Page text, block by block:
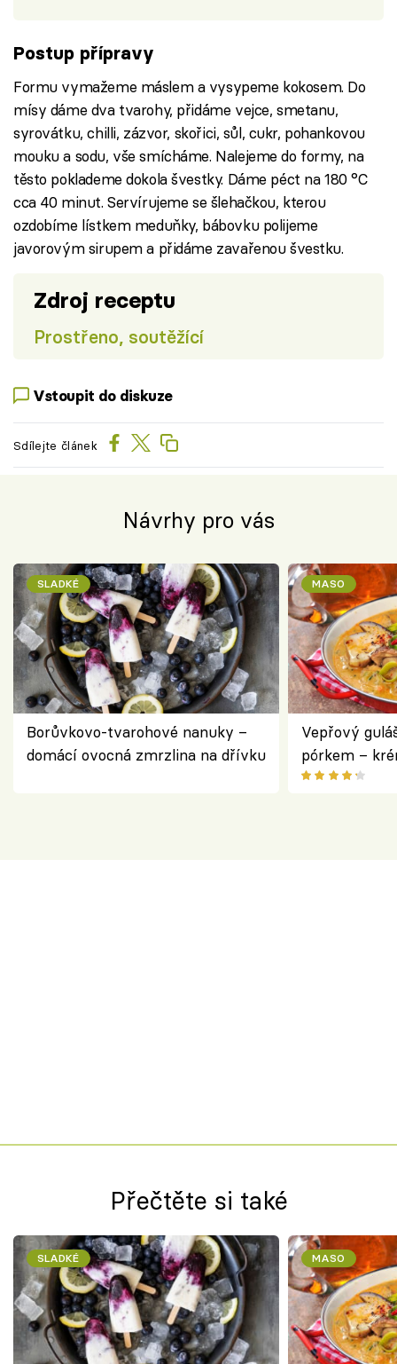
Postup přípravy
Formu vymažeme máslem a vysypeme kokosem. Do
mísy dáme dva tvarohy, přidáme vejce, smetanu,
syrovátku, chilli, zázvor, skořici, sůl, cukr, pohankovou
mouku a sodu, vše smícháme. Nalejeme do formy, na
těsto poklademe dokola švestky. Dáme péct na 180 °C
cca 40 minut. Servírujeme se šlehačkou, kterou
ozdobíme lístkem meduňky, bábovku polijeme
javorovým sirupem a přidáme zavařenou švestku.
Zdroj receptu
Prostřeno, soutěžící
Vstoupit do diskuze
Sdílejte článek
Návrhy pro vás
SLADKÉ
Borůvkovo-tvarohové nanuky –
domácí ovocná zmrzlina na dřívku
MASO
Vepřový
pórkem –
pokrm z
Přečtěte si také
SLADKÉ MASO